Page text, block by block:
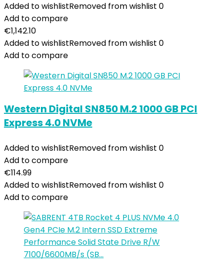
Added to wishlistRemoved from wishlist 0
Add to compare
€1,142.10
Added to wishlistRemoved from wishlist 0
Add to compare
Western Digital SN850 M.2 1000 GB PCI
Express 4.0 NVMe
Added to wishlistRemoved from wishlist 0
Add to compare
€114.99
Added to wishlistRemoved from wishlist 0
Add to compare